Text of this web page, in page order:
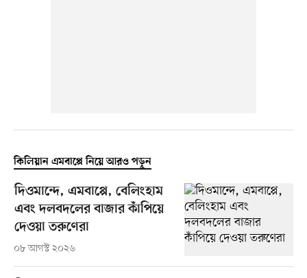
কিলিয়ান এমবাপ্পে নিয়ে আরও পড়ুন
দিওমান্দে, এমবাপ্পে, বেলিংহাম
এবং দলবদলের বাজার কাঁপিয়ে
দেওয়া তরুণেরা
০৮ আগস্ট ২০২৬